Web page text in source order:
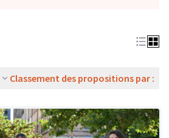
Classement des propositions par :